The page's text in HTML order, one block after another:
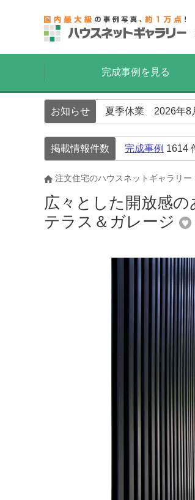
完成事例を見る
お知らせ 夏季休業 2026年8
掲載情報件数 完成事例 1614
注文住宅のハウスネットギャラリー
広々とした開放感
テラス＆ガレージ